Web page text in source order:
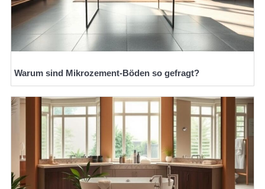
Warum sind Mikrozement-Böden so gefragt?